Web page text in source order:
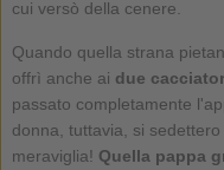
cui versò della cenere.
Quando quella strana
offrì anche ai due
passato completamente
donna, tuttavia, si
meraviglia! Quella pappa